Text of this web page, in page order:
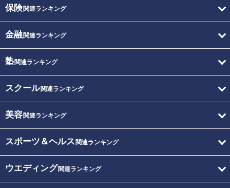
保険関連ランキング
金融関連ランキング
塾関連ランキング
スクール関連ランキング
美容関連ランキング
スポーツ＆ヘルス 関連ランキング
ウエディング関連ランキング